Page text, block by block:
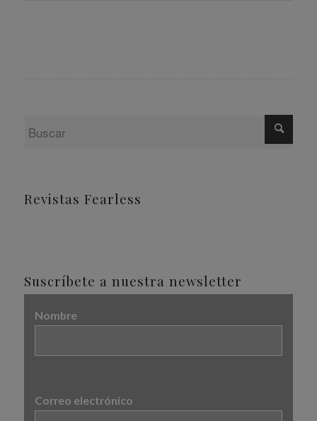
Revistas Fearless
Suscríbete a nuestra newsletter
Nombre
Correo electrónico